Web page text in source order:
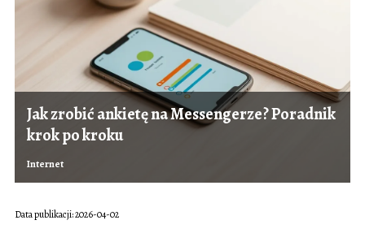
Jak zrobić ankietę na Messengerze? Poradnik
krok po kroku
Internet
Data publikacji: 2026-04-02